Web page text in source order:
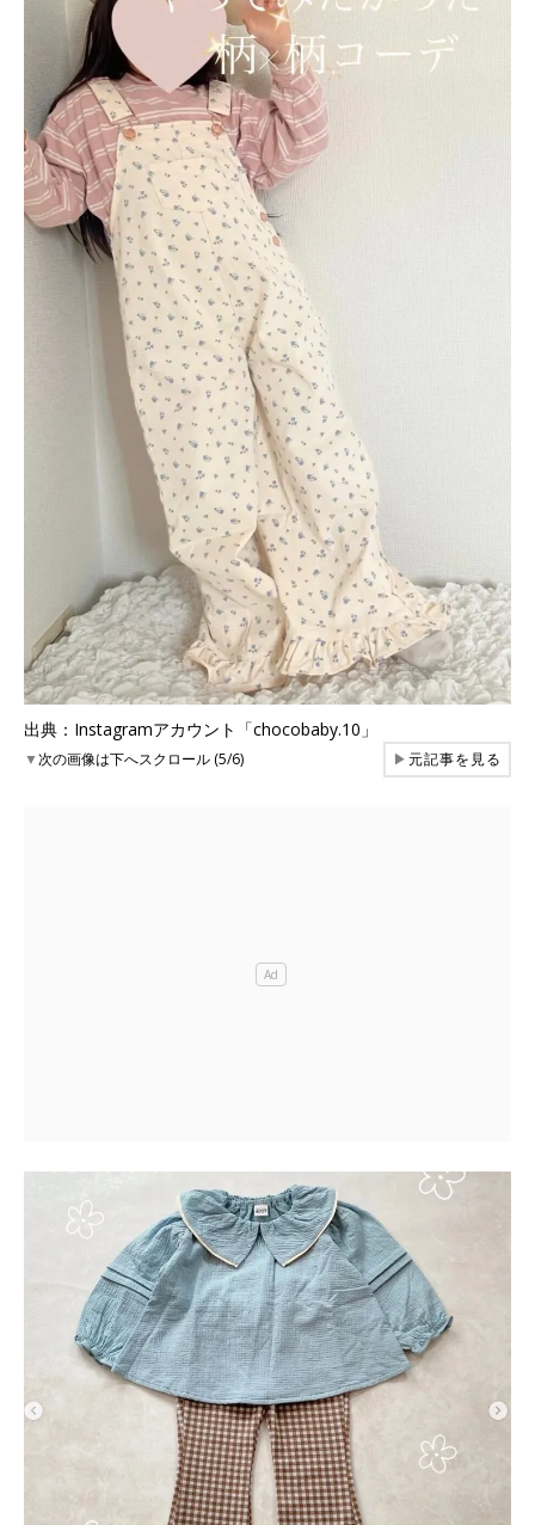
出典：Instagramアカウント「chocobaby.10」
▼次の画像は下へスクロール (5/6) ▶元記事を見る